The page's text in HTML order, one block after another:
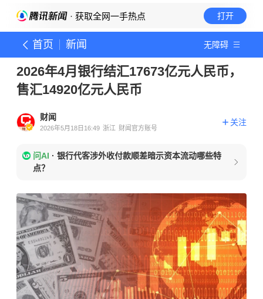
· 获取全网一手热点 打开
首页 新闻 无障碍
2026年4月银行结汇17673亿元人民币，
售汇14920亿元人民币
财闻
2026年5月18日16:49 浙江 财闻官方账号
关注
问AI · 银行代客涉外收付款顺差暗示资本流动哪些特
点？